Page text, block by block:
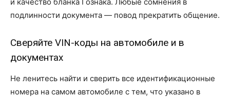
подлинности документа — повод прекратить общение.
Сверяйте VIN-коды на автомобиле и в
документах
Не ленитесь найти и сверить все идентификационные
номера на самом автомобиле с тем, что указано в